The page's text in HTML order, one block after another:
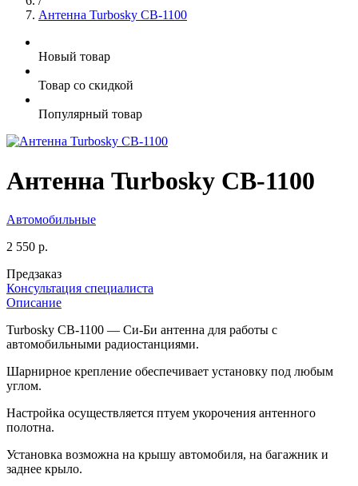
Антенна Turbosky CB-1100
Новый товар
Товар со скидкой
Популярный товар
Антенна Turbosky CB-1100
Автомобильные
2 550 р.
Предзаказ
Консультация специалиста
Описание
Turbosky CB-1100 — Си-Би антенна для работы с
автомобильными радиостанциями.
Шарнирное крепление обеспечивает установку под любым
углом.
Настройка осуществляется птуем укорочения антенного
полотна.
Установка возможна на крышу автомобиля, на багажник и
заднее крыло.